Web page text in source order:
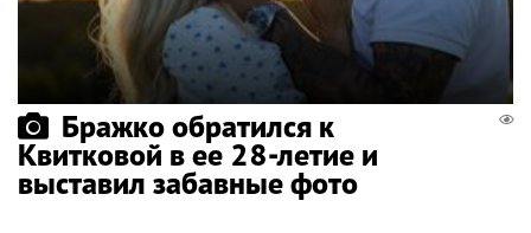
Бражко обратился к
Квитковой в ее 28-летие и
выставил забавные фото